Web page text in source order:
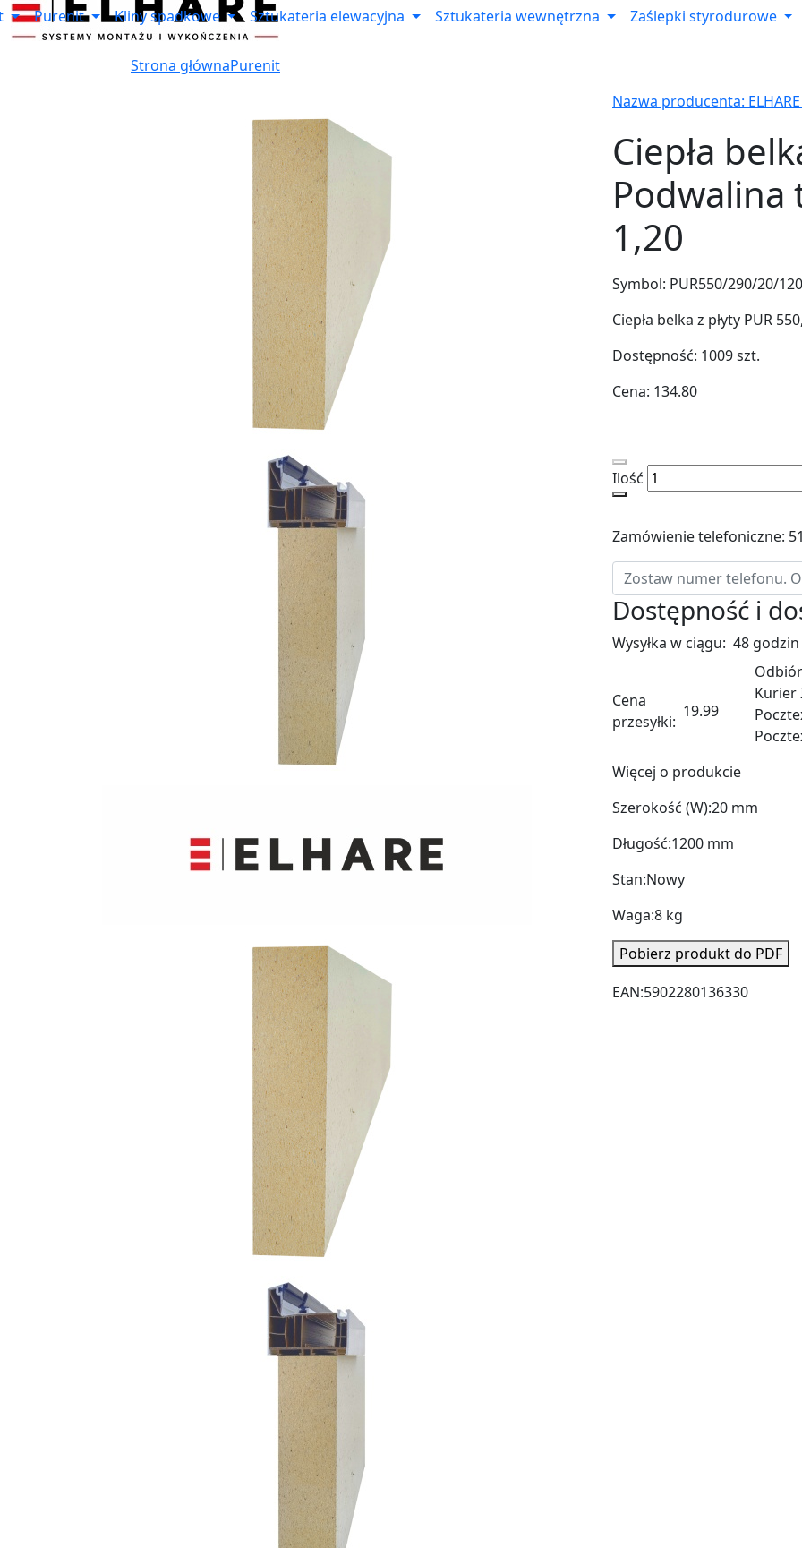
Purenit Kliny spadkowe Sztukateria elewacyjna Sztukateria wewnętrzna Zaślepki styrodurowe
Strona głównaPurenit
Nazwa producenta: ELHARE
Ciepła
Podwalina
1,20
Symbol: PUR550/290/20/
Ciepła belka z płyty PUR
Dostępność: 1009szt.
Cena: 134.80
Ilość
Zamówienie telefoniczne:
Dostępność i
Wysyłka w ciągu: 48 godzin
Cena
przesyłki:
19.99
Kurier
Więcej o produkcie
Szerokość (W):20 mm
Długość:1200 mm
Stan:Nowy
Waga:8 kg
Pobierz produkt do PDF
EAN:5902280136330